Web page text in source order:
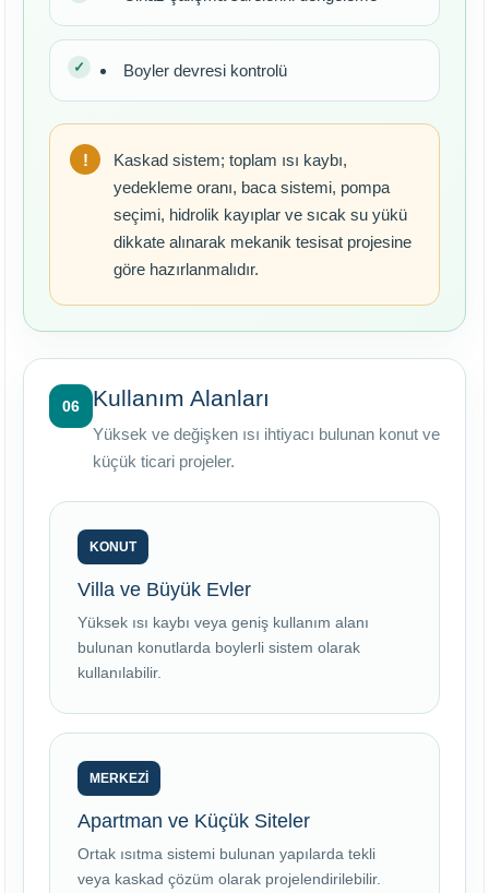
Boyler devresi kontrolü
Kaskad sistem; toplam ısı kaybı,
yedekleme oranı, baca sistemi, pompa
seçimi, hidrolik kayıplar ve sıcak su yükü
dikkate alınarak mekanik tesisat projesine
göre hazırlanmalıdır.
06 Kullanım Alanları
Yüksek ve değişken ısı ihtiyacı bulunan konut ve
küçük ticari projeler.
KONUT
Villa ve Büyük Evler
Yüksek ısı kaybı veya geniş kullanım alanı
bulunan konutlarda boylerli sistem olarak
kullanılabilir.
MERKEZİ
Apartman ve Küçük Siteler
Ortak ısıtma sistemi bulunan yapılarda tekli
veya kaskad çözüm olarak projelendirilebilir.